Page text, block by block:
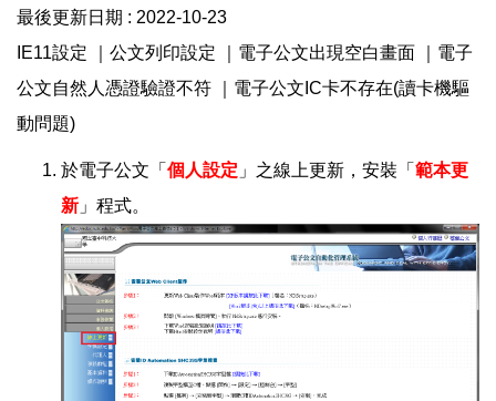
最後更新日期 : 2022-10-23
IE11設定
公文列印設定 電子公文出現空白畫面
電子
公文自然人憑證驗證不符
電子公文IC卡不存在(讀卡機驅
動問題)
於電子公文「 個人設定 」之線上更新，安裝「 範本更
新 」程式。